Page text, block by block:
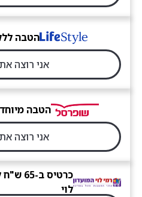
הטבה
אני רוצה
הטבה
אני רוצה
לוי